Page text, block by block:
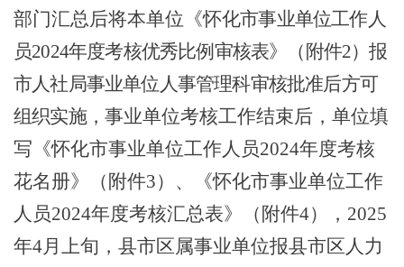
部门汇总后将本单位《怀化市事业单位工作人
员2024年度考核优秀比例审核表》（附件2）报
市人社局事业单位人事管理科审核批准后方可
组织实施， 事业单位考核工作结束后，单位填
写《怀化市事业单位工作人员2024年度考核
花名册》（附件3）、《怀化市事业单位工作
人员2024年度考核汇总表》（附件4）， 2025
年4月上旬，县市区属事业单位报县市区人力